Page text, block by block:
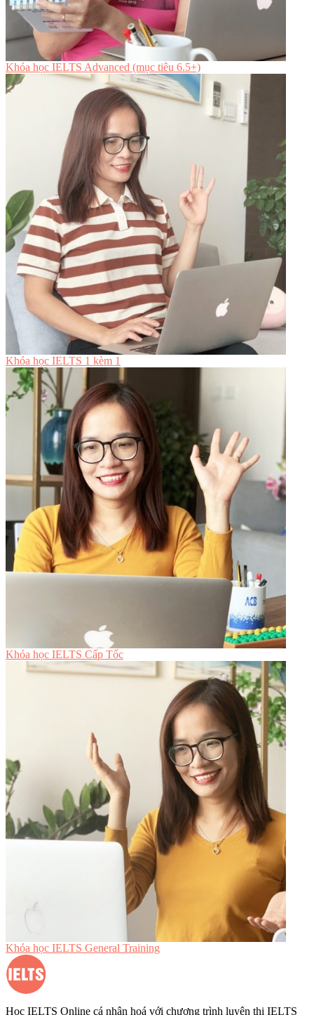
Khóa học IELTS Advanced (mục tiêu 6.5+)
Khóa học IELTS 1 kèm 1
Khóa học IELTS Cấp Tốc
Khóa học IELTS General Training
Học IELTS Online cá nhân hoá với chương trình luyện thi IELTS